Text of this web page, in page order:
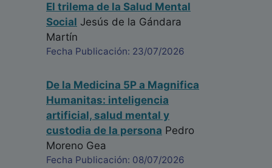
El trilema de la Salud Mental
Social Jesús de la Gándara
Martín
Fecha Publicación: 23/07/2026
De la Medicina 5P a Magnifica
Humanitas: inteligencia
artificial, salud mental y
custodia de la persona Pedro
Moreno Gea
Fecha Publicación: 08/07/2026